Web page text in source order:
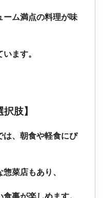
ーム満点の料理が味
ます。
肢】
は、朝食や軽食にぴ
菜店もあり、
事が楽しめます。